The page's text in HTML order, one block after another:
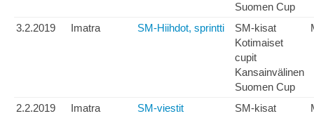
Suomen Cup
3.2.2019 Imatra SM-Hiihdot, sprintti
SM-kisat
Kotimaiset
cupit
Kansainvälinen
Suomen Cup
2.2.2019 Imatra SM-viestit
SM-kisat